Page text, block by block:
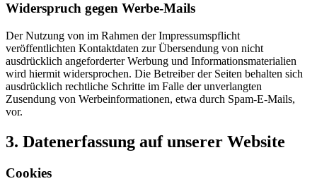
Widerspruch gegen Werbe-Mails
Der Nutzung von im Rahmen der Impressumspflicht
veröffentlichten Kontaktdaten zur Übersendung von nicht
ausdrücklich angeforderter Werbung und Informationsmaterialien
wird hiermit widersprochen. Die Betreiber der Seiten behalten sich
ausdrücklich rechtliche Schritte im Falle der unverlangten
Zusendung von Werbeinformationen, etwa durch Spam-E-Mails,
vor.
3. Datenerfassung auf unserer Website
Cookies